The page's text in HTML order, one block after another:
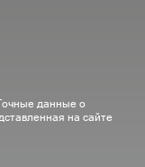
данные о
на сайте